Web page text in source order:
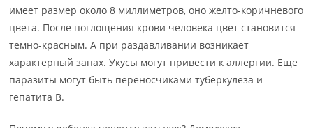
имеет размер около 8 миллиметров, оно желто-коричневого
цвета. После поглощения крови человека цвет становится
темно-красным. А при раздавливании возникает
характерный запах. Укусы могут привести к аллергии. Еще
паразиты могут быть переносчиками туберкулеза и
гепатита В.